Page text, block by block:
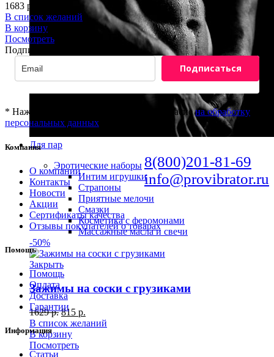
Для пар
Эротические наборы
Интим игрушки
Страпоны
Приятные мелочи
Смазки
Косметика с феромонами
Массажные масла и свечи
-50%
Закрыть
Зажимы на соски с грузиками
1629р. 815 р.
В список желаний
В корзину
Посмотреть
1683 р.
В список желаний
В корзину
Посмотреть
Подписка на новости
Подписаться
* Нажимая "Подписаться" вы даёте согласиена обработку
персональных данных
8(800)201-81-69
info@provibrator.ru
Компания
О компании
Контакты
Новости
Акции
Сертификаты качества
Отзывы покупателей о товарах
Помощь
Помощь
Оплата
Доставка
Гарантии
Информация
Статьи